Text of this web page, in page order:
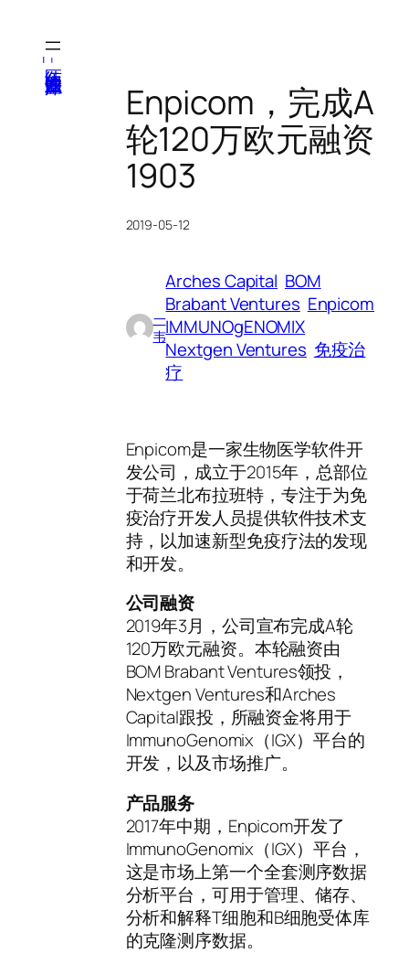
Enpicom，完成A
轮120万欧元融资
1903
2019-05-12
一
韦
Arches Capital BOM
Brabant Ventures Enpicom
IMMUNOgENOMIX
Nextgen Ventures 免疫治
疗
Enpicom是一家生物医学软件开
发公司，成立于2015年，总部位
于荷兰北布拉班特，专注于为免
疫治疗开发人员提供软件技术支
持，以加速新型免疫疗法的发现
和开发。
公司融资
2019年3月，公司宣布完成A轮
120万欧元融资。本轮融资由
BOM Brabant Ventures领投，
Nextgen Ventures和Arches
Capital跟投，所融资金将用于
ImmunoGenomix（IGX）平台的
开发，以及市场推广。
产品服务
2017年中期，Enpicom开发了
ImmunoGenomix（IGX）平台，
这是市场上第一个全套测序数据
分析平台，可用于管理、储存、
分析和解释T细胞和B细胞受体库
的克隆测序数据。